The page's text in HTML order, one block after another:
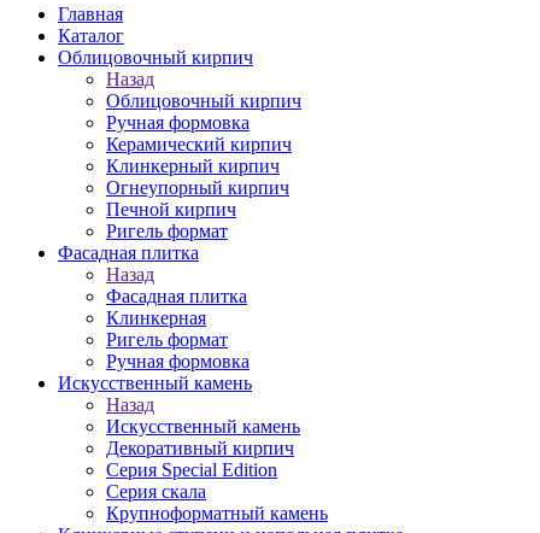
Главная
Каталог
Облицовочный кирпич
Назад
Облицовочный кирпич
Ручная формовка
Керамический кирпич
Клинкерный кирпич
Огнеупорный кирпич
Печной кирпич
Ригель формат
Фасадная плитка
Назад
Фасадная плитка
Клинкерная
Ригель формат
Ручная формовка
Искусственный камень
Назад
Искусственный камень
Декоративный кирпич
Серия Special Edition
Серия скала
Крупноформатный камень